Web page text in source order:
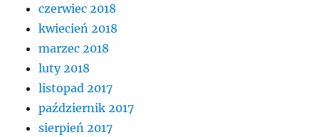
czerwiec 2018
kwiecień 2018
marzec 2018
luty 2018
listopad 2017
październik 2017
sierpień 2017